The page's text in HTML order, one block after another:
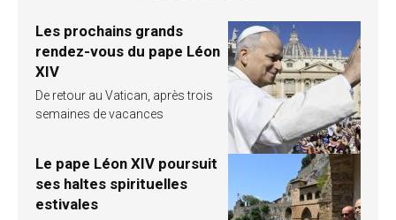
Les prochains grands
rendez-vous du pape Léon
XIV
De retour au Vatican, après trois
semaines de vacances
Le pape Léon XIV poursuit
ses haltes spirituelles
estivales